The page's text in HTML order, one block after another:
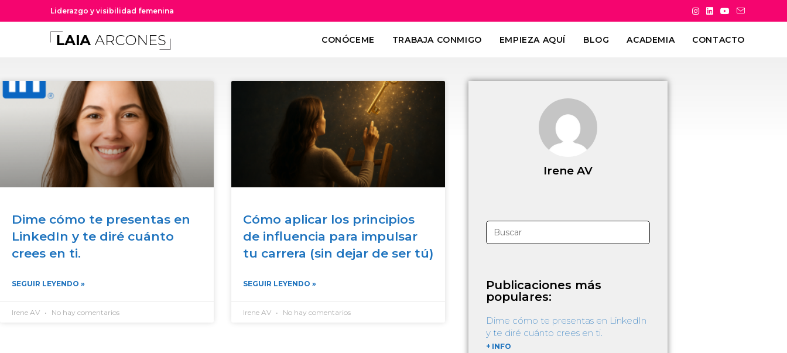
Liderazgo y visibilidad femenina
CONÓCEME TRABAJA CONMIGO EMPIEZA AQUÍ BLOG ACADEMIA CONTACTO
Dime cómo te presentas en
LinkedIn y te diré cuánto
crees en ti.
SEGUIR LEYENDO »
Irene AV No hay comentarios
Cómo aplicar los principios
de influencia para impulsar
tu carrera (sin dejar de ser tú)
SEGUIR LEYENDO »
Irene AV No hay comentarios
Irene AV
Publicaciones más
populares:
Dime cómo te presentas en LinkedIn
y te diré cuánto crees en ti.
+ INFO